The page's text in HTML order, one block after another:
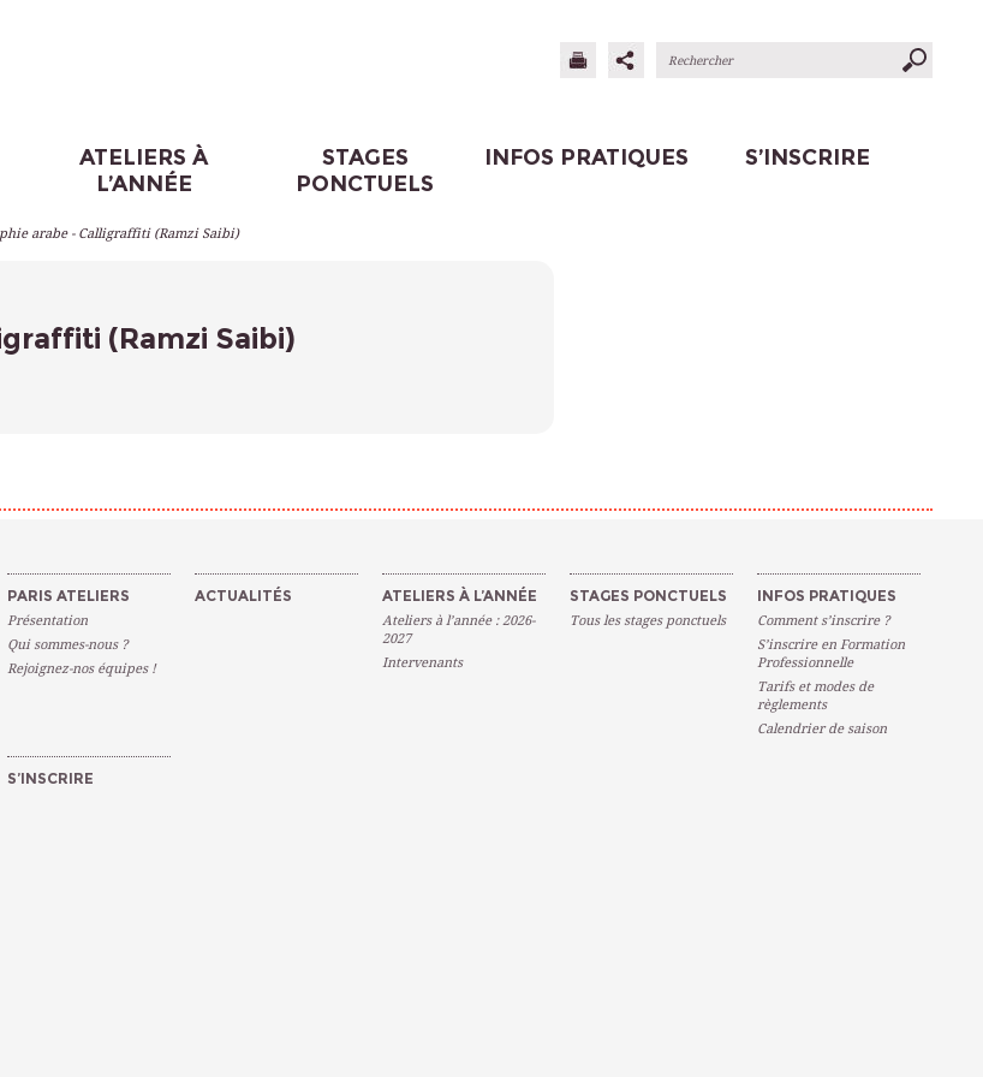
ATELIERS À
L’ANNÉE
STAGES
PONCTUELS
INFOS PRATIQUES S’INSCRIRE
arabe - Calligraffiti (Ramzi Saibi)
(Ramzi Saibi)
PARIS ATELIERS
Présentation
Qui sommes-nous ?
Rejoignez-nos équipes !
ACTUALITÉS ATELIERS À L’ANNÉE
Ateliers à l’année : 2026-
2027
Intervenants
STAGES PONCTUELS
Tous les stages ponctuels
INFOS PRATIQUES
Comment s’inscrire ?
S’inscrire en Formation
Professionnelle
Tarifs et modes de
règlements
Calendrier de saison
S’INSCRIRE